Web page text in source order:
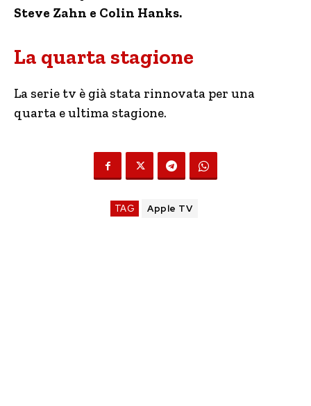
Steve Zahn e Colin Hanks.
La quarta stagione
La serie tv è già stata rinnovata per una
quarta e ultima stagione.
TAG Apple TV